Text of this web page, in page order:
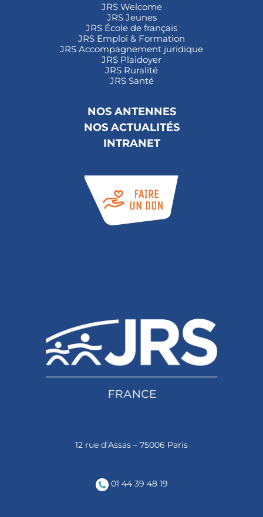
JRS Welcome
JRS Jeunes
JRS École de français
JRS Emploi & Formation
JRS Accompagnement juridique
JRS Plaidoyer
JRS Ruralité
JRS Santé
NOS ANTENNES
NOS ACTUALITÉS
INTRANET
12 rue d’Assas – 75006 Paris
01 44 39 48 19